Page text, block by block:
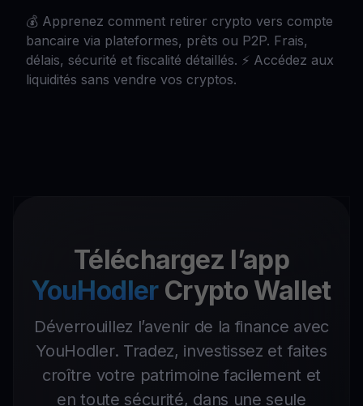
💰 Apprenez comment retirer crypto vers compte
bancaire via plateformes, prêts ou P2P. Frais,
délais, sécurité et fiscalité détaillés. ⚡ Accédez aux
liquidités sans vendre vos cryptos.
Téléchargez l’app
YouHodler Crypto Wallet
Déverrouillez l’avenir de la finance avec
YouHodler. Tradez, investissez et faites
croître votre patrimoine facilement et
en toute sécurité, dans une seule